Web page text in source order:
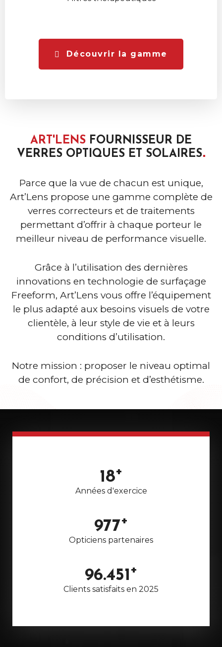
Découvrir la gamme
ART'LENS FOURNISSEUR DE
VERRES OPTIQUES ET SOLAIRES
Parce que la vue de chacun est unique,
Art’Lens propose une gamme complète de
verres correcteurs et de traitements
permettant d’offrir à chaque porteur le
meilleur niveau de performance visuelle.
Grâce à l’utilisation des dernières
innovations en technologie de surfaçage
Freeform, Art’Lens vous offre l’équipement
le plus adapté aux besoins visuels de votre
clientèle, à leur style de vie et à leurs
conditions d’utilisation.
Notre mission : proposer le niveau optimal
de confort, de précision et d’esthétisme.
18
Années d'exercice
977
Opticiens partenaires
96.451
Clients satisfaits en 2025